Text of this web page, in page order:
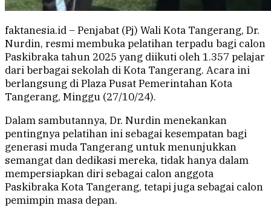
faktanesia.id – Penjabat (Pj) Wali Kota Tangerang, Dr.
Nurdin, resmi membuka pelatihan terpadu bagi calon
Paskibraka tahun 2025 yang diikuti oleh 1.357 pelajar
dari berbagai sekolah di Kota Tangerang. Acara ini
berlangsung di Plaza Pusat Pemerintahan Kota
Tangerang, Minggu (27/10/24).
Dalam sambutannya, Dr. Nurdin menekankan
pentingnya pelatihan ini sebagai kesempatan bagi
generasi muda Tangerang untuk menunjukkan
semangat dan dedikasi mereka, tidak hanya dalam
mempersiapkan diri sebagai calon anggota
Paskibraka Kota Tangerang, tetapi juga sebagai calon
pemimpin masa depan.